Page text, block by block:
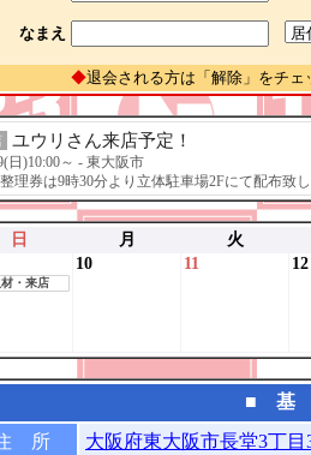
なまえ
◆退会される方は「解除」をチェ
ユウリさん来店予定！
日)10:00～ - 東大阪市
理券は9時30分より立体駐車場2Fにて配布致し
日 月 火
・来店
10 11 12
■ 基
所
大阪府東大阪市長堂3丁目